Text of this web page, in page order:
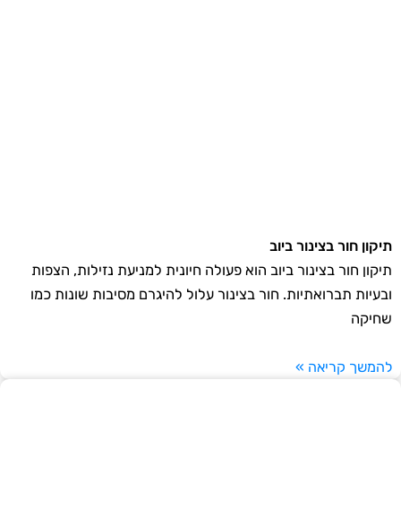
תיקון חור בצינור ביוב
תיקון חור בצינור ביוב הוא פעולה חיונית למניעת נזילות, הצפות
ובעיות תברואתיות. חור בצינור עלול להיגרם מסיבות שונות כמו
שחיקה
להמשך קריאה »